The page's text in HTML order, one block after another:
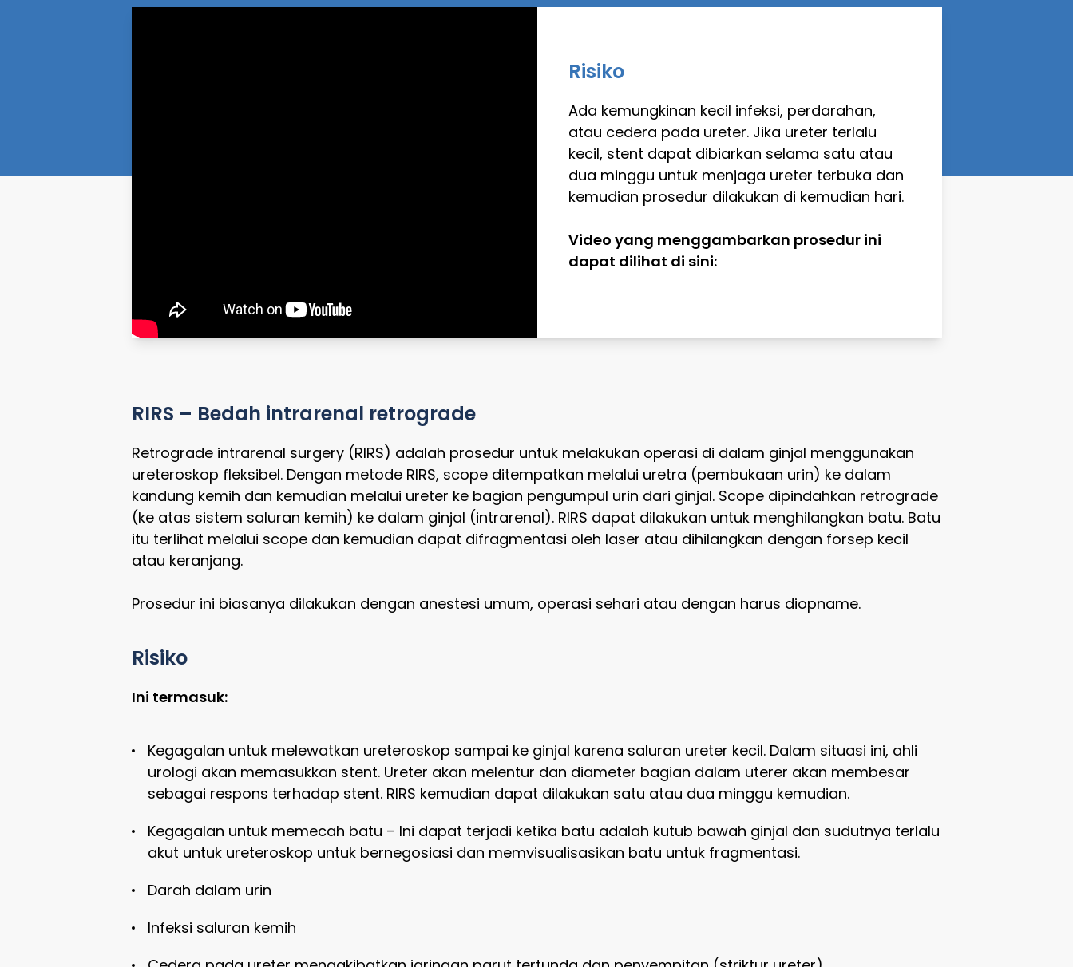
Risiko
Ada kemungkinan kecil infeksi, perdarahan,
atau cedera pada ureter. Jika ureter terlalu
kecil, stent dapat dibiarkan selama satu atau
dua minggu untuk menjaga ureter terbuka dan
kemudian prosedur dilakukan di kemudian hari.
Video yang menggambarkan prosedur ini
dapat dilihat di sini:
RIRS – Bedah intrarenal retrograde
Retrograde intrarenal surgery (RIRS) adalah prosedur untuk melakukan operasi di dalam ginjal menggunakan
ureteroskop fleksibel. Dengan metode RIRS, scope ditempatkan melalui uretra (pembukaan urin) ke dalam
kandung kemih dan kemudian melalui ureter ke bagian pengumpul urin dari ginjal. Scope dipindahkan retrograde
(ke atas sistem saluran kemih) ke dalam ginjal (intrarenal). RIRS dapat dilakukan untuk menghilangkan batu. Batu
itu terlihat melalui scope dan kemudian dapat difragmentasi oleh laser atau dihilangkan dengan forsep kecil
atau keranjang.
Prosedur ini biasanya dilakukan dengan anestesi umum, operasi sehari atau dengan harus diopname.
Risiko
Ini termasuk:
Kegagalan untuk melewatkan ureteroskop sampai ke ginjal karena saluran ureter kecil. Dalam situasi ini, ahli
urologi akan memasukkan stent. Ureter akan melentur dan diameter bagian dalam uterer akan membesar
sebagai respons terhadap stent. RIRS kemudian dapat dilakukan satu atau dua minggu kemudian.
Kegagalan untuk memecah batu – Ini dapat terjadi ketika batu adalah kutub bawah ginjal dan sudutnya terlalu
akut untuk ureteroskop untuk bernegosiasi dan memvisualisasikan batu untuk fragmentasi.
Darah dalam urin
Infeksi saluran kemih